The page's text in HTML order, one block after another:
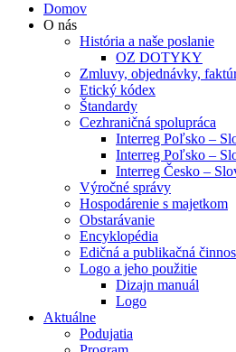
Domov
O nás
História a naše poslanie
OZ DOTYKY
Zmluvy, objednávky,
Etický kódex
Štandardy
Cezhraničná spolupráca
Interreg Poľsko –
Interreg Poľsko –
Interreg Česko –
Výročné správy
Hospodárenie s majetkom
Obstarávanie
Encyklopédia
Edičná a publikačná
Logo a jeho použitie
Dizajn manuál
Logo
Aktuálne
Podujatia